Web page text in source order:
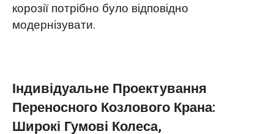
корозії потрібно було відповідно
модернізувати.
Індивідуальне Проектування
Переносного Козлового Крана:
Широкі Гумові Колеса,